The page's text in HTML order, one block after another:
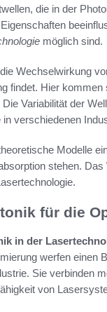
die in der
möglich sind.
Wechselwirkung
findet. Hier
Variabilität der
verschiedenen
Modelle
stehen.
für die
in der
werfen einen
Sie verbinden
von